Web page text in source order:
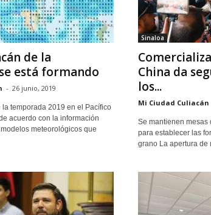
de la
está formando
- 26 junio, 2019
la temporada 2019 en el Pacífico
acuerdo con la información
meteorológicos que
Sinaloa
China da
los...
Mi Ciudad Culiacán
Se mantienen
para establecer las
grano La apertura de